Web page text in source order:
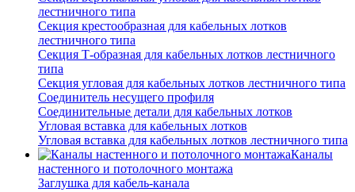
лестничного типа
Секция крестообразная для кабельных лотков
лестничного типа
Секция Т-образная для кабельных лотков лестничного
типа
Секция угловая для кабельных лотков лестничного типа
Соединитель несущего профиля
Соединительные детали для кабельных лотков
Угловая вставка для кабельных лотков
Угловая вставка для кабельных лотков лестничного типа
Каналы
настенного и потолочного монтажа
Заглушка для кабель-канала